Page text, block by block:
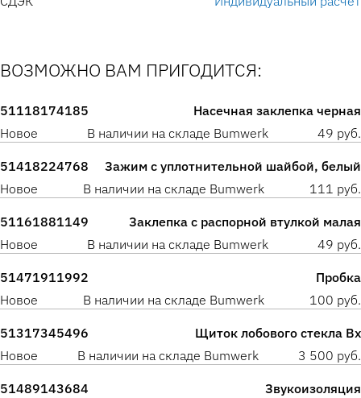
ВОЗМОЖНО ВАМ ПРИГОДИТСЯ:
51118174185
Насечная заклепка черная
Новое
В наличии на складе Bumwerk 49 руб.
51418224768
Зажим с уплотнительной шайбой, белый
Новое
В наличии на складе Bumwerk 111 руб.
51161881149
Заклепка с распорной втулкой малая
Новое
В наличии на складе Bumwerk 49 руб.
51471911992
Пробка
Новое
В наличии на складе Bumwerk 100 руб.
51317345496
Щиток лобового стекла Вх
Новое
В наличии на складе Bumwerk 3 500 руб.
51489143684
Звукоизоляция